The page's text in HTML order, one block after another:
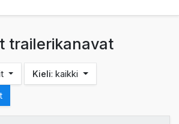
trailerikanavat
Kieli: kaikki